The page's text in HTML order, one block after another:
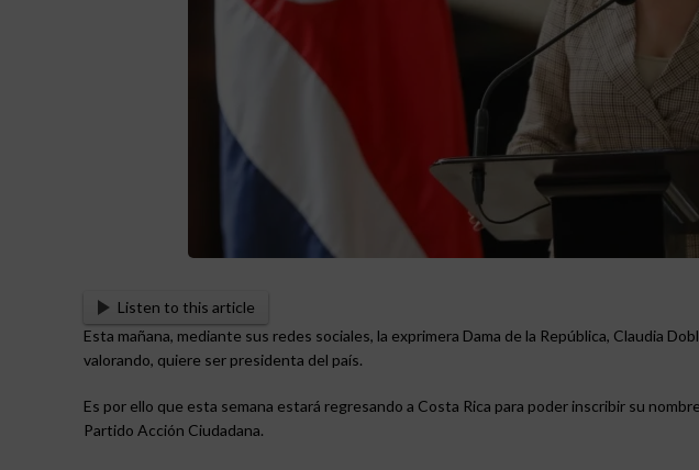
Listen to this article
Esta mañana, mediante sus redes sociales, la exprimera Dama de la República, Claudia
valorando, quiere ser presidenta del país.
Es por ello que esta semana estará regresando a Costa Rica para poder inscribir su
Partido Acción Ciudadana.